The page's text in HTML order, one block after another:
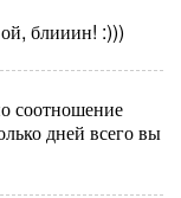
блииин! :)))
соотношение
дней всего вы